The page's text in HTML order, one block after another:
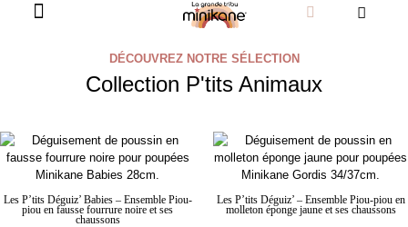
DÉCOUVREZ NOTRE SÉLECTION
Collection P'tits Animaux
Les P’tits Déguiz’ Babies – Ensemble Piou-
piou en fausse fourrure noire et ses
chaussons
Les P’tits Déguiz’ – Ensemble Piou-piou en
molleton éponge jaune et ses chaussons